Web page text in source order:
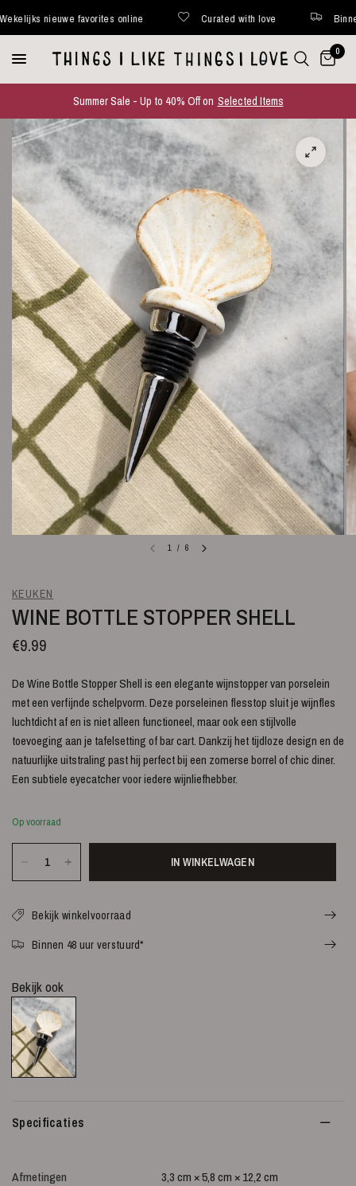
nieuwe favorites online Curated with love Binnen
0
Summer Sale - Up to 40% Off on Selected Items
1 / 6
KEUKEN
WINE BOTTLE STOPPER SHELL
€9.99
De Wine Bottle Stopper Shell is een elegante wijnstopper van porselein
met een verfijnde schelpvorm. Deze porseleinen flesstop sluit je wijnfles
luchtdicht af en is niet alleen functioneel, maar ook een stijlvolle
toevoeging aan je tafelsetting of bar cart. Dankzij het tijdloze design en de
natuurlijke uitstraling past hij perfect bij een zomerse borrel of chic diner.
Een subtiele eyecatcher voor iedere wijnliefhebber.
Op voorraad
IN WINKELWAGEN
Bekijk winkelvoorraad
Binnen 48 uur verstuurd*
Bekijk ook
Specificaties
Afmetingen
3,3 cm × 5,8 cm × 12,2 cm